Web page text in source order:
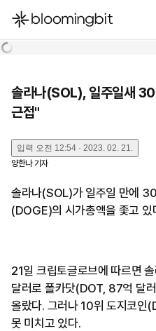
한국어
솔라나(SOL), 일주일새
근접"
입력 오전 12:54 · 2023. 02. 21.
양한나 기자
솔라나(SOL)가 일주일 만에
(DOGE)의 시가총액을 좇고 있
21일 크립토글로브에 따르면
달러로 폴카닷(DOT, 87억 달
올랐다. 그러나 10위 도지코인
못 미치고 있다.